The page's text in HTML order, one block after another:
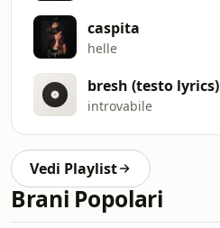
caspita
helle
bresh (testo lyrics)
introvabile
Vedi Playlist
Brani Popolari